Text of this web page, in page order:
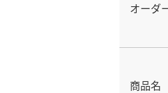
オーダ
商品名